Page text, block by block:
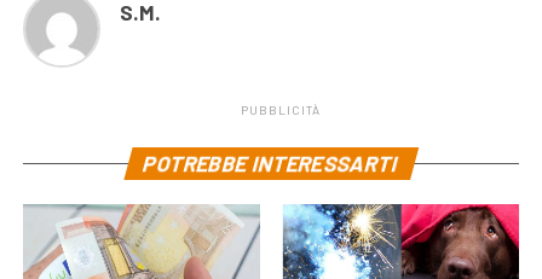
S.M.
PUBBLICITÀ
POTREBBE INTERESSARTI